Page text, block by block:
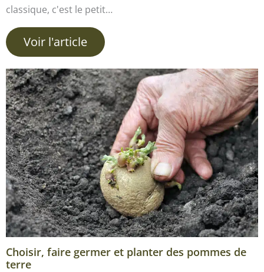
classique, c'est le petit…
Voir l'article
Choisir, faire germer et planter des pommes de
terre